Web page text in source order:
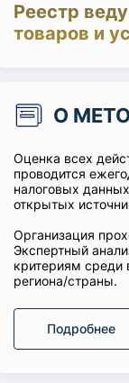
Реестр
товаров и
О
Оценка всех
проводится
налоговых
открытых
Организация
Экспертный
критериям среди
региона/страны.
Подробнее